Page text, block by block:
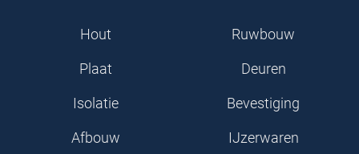
Hout
Plaat
Isolatie
Afbouw
Ruwbouw
Deuren
Bevestiging
IJzerwaren